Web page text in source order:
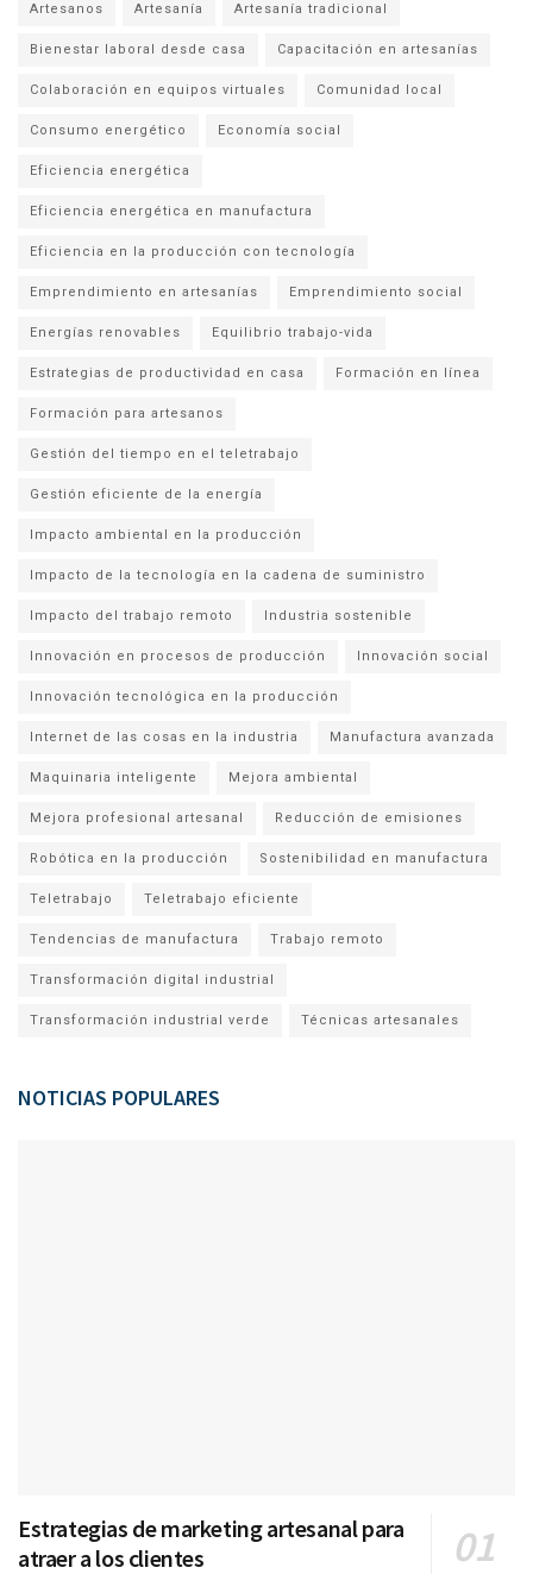
Artesanos Artesanía Artesanía tradicional
Bienestar laboral desde casa Capacitación en artesanías
Colaboración en equipos virtuales Comunidad local
Consumo energético Economía social
Eficiencia energética
Eficiencia energética en manufactura
Eficiencia en la producción con tecnología
Emprendimiento en artesanías Emprendimiento social
Energías renovables Equilibrio trabajo-vida
Estrategias de productividad en casa Formación en línea
Formación para artesanos
Gestión del tiempo en el teletrabajo
Gestión eficiente de la energía
Impacto ambiental en la producción
Impacto de la tecnología en la cadena de suministro
Impacto del trabajo remoto Industria sostenible
Innovación en procesos de producción Innovación social
Innovación tecnológica en la producción
Internet de las cosas en la industria Manufactura avanzada
Maquinaria inteligente Mejora ambiental
Mejora profesional artesanal Reducción de emisiones
Robótica en la producción Sostenibilidad en manufactura
Teletrabajo Teletrabajo eficiente
Tendencias de manufactura Trabajo remoto
Transformación digital industrial
Transformación industrial verde Técnicas artesanales
NOTICIAS POPULARES
Estrategias de marketing artesanal para
atraer a los clientes